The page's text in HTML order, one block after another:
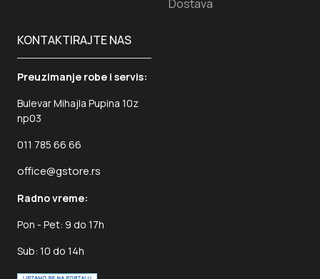
Dostava
KONTAKTIRAJTE NAS
Preuzimanje robe i servis:
Bulevar Mihajla Pupina 10z
np03
011 785 66 66
office@gstore.rs
Radno vreme:
Pon - Pet: 9 do 17h
Sub: 10 do 14h